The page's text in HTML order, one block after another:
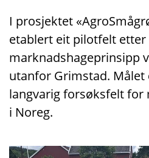
I prosjektet
etablert eit pilotfelt etter
marknadshageprinsipp
utanfor Grimstad.
langvarig forsøksfelt
i Noreg.